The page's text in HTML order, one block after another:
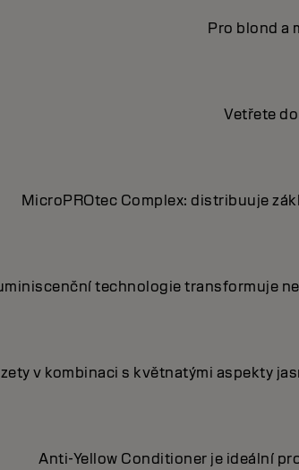
Pro blond a
Vetřete
MicroPROtec Complex: distribuuje
technologie transformuje
v kombinaci s květnatými aspekty
Anti-Yellow Conditioner je ideální